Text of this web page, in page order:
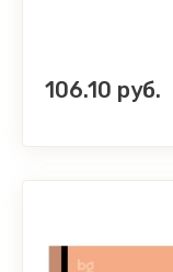
106.10 руб.